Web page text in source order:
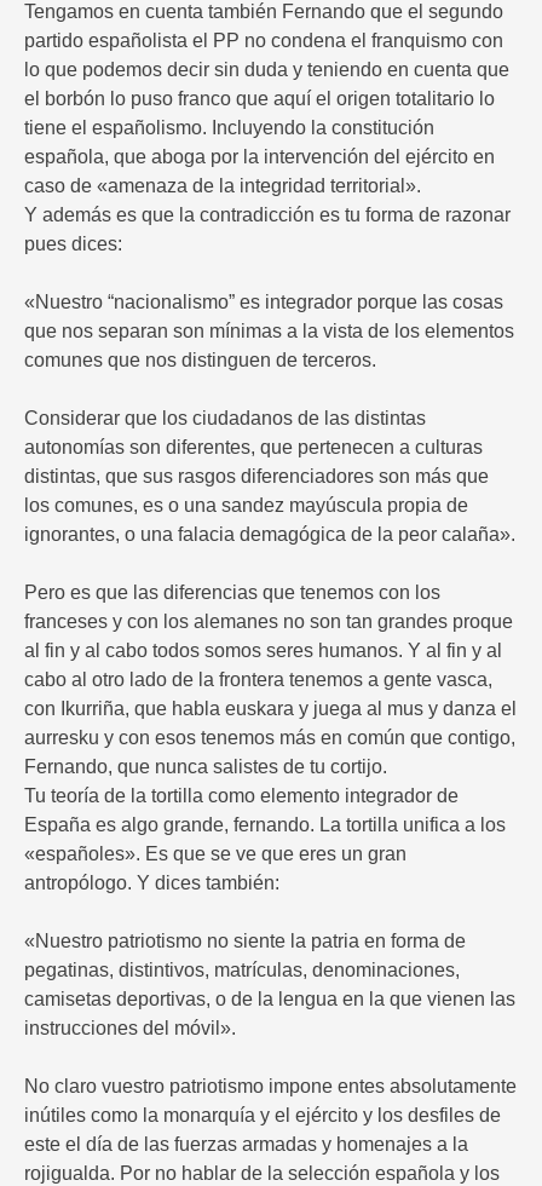
Tengamos en cuenta también Fernando que el segundo
partido españolista el PP no condena el franquismo con
lo que podemos decir sin duda y teniendo en cuenta que
el borbón lo puso franco que aquí el origen totalitario lo
tiene el españolismo. Incluyendo la constitución
española, que aboga por la intervención del ejército en
caso de «amenaza de la integridad territorial».
Y además es que la contradicción es tu forma de razonar
pues dices:
«Nuestro “nacionalismo” es integrador porque las cosas
que nos separan son mínimas a la vista de los elementos
comunes que nos distinguen de terceros.
Considerar que los ciudadanos de las distintas
autonomías son diferentes, que pertenecen a culturas
distintas, que sus rasgos diferenciadores son más que
los comunes, es o una sandez mayúscula propia de
ignorantes, o una falacia demagógica de la peor calaña».
Pero es que las diferencias que tenemos con los
franceses y con los alemanes no son tan grandes proque
al fin y al cabo todos somos seres humanos. Y al fin y al
cabo al otro lado de la frontera tenemos a gente vasca,
con Ikurriña, que habla euskara y juega al mus y danza el
aurresku y con esos tenemos más en común que contigo,
Fernando, que nunca salistes de tu cortijo.
Tu teoría de la tortilla como elemento integrador de
España es algo grande, fernando. La tortilla unifica a los
«españoles». Es que se ve que eres un gran
antropólogo. Y dices también:
«Nuestro patriotismo no siente la patria en forma de
pegatinas, distintivos, matrículas, denominaciones,
camisetas deportivas, o de la lengua en la que vienen las
instrucciones del móvil».
No claro vuestro patriotismo impone entes absolutamente
inútiles como la monarquía y el ejército y los desfiles de
este el día de las fuerzas armadas y homenajes a la
rojigualda. Por no hablar de la selección española y los